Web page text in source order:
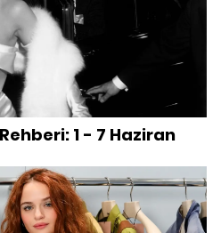
1 - 7 Haziran